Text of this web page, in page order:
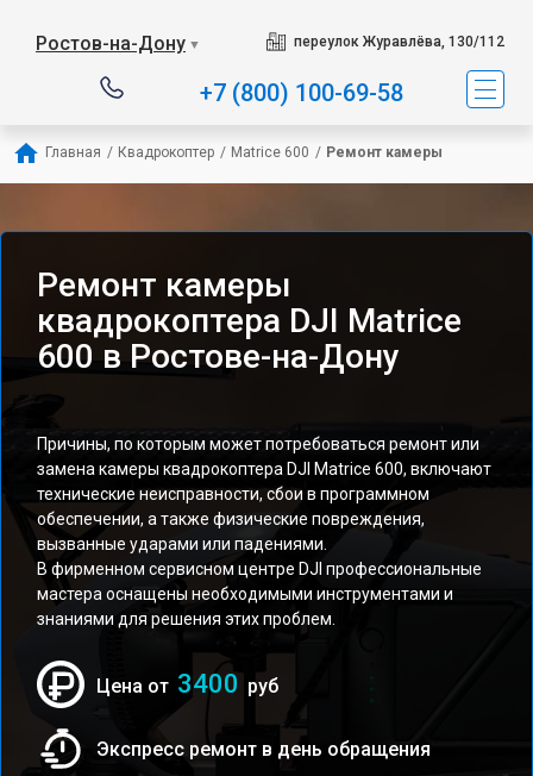
Ростов-на-Дону ▼ переулок Журавлёва, 130/112
+7 (800) 100-69-58
Главная / Квадрокоптер / Matrice 600 / Ремонт камеры
Ремонт камеры
квадрокоптера DJI Matrice
600 в Ростове-на-Дону
Причины, по которым может потребоваться ремонт или
замена камеры квадрокоптера DJI Matrice 600, включают
технические неисправности, сбои в программном
обеспечении, а также физические повреждения,
вызванные ударами или падениями.
В фирменном сервисном центре DJI профессиональные
мастера оснащены необходимыми инструментами и
знаниями для решения этих проблем.
Цена от 3400 руб
Экспресс ремонт в день обращения